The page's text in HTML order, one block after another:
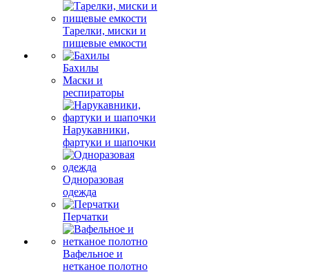
Тарелки, миски и
пищевые емкости
Бахилы
Маски и
респираторы
Нарукавники,
фартуки и шапочки
Одноразовая
одежда
Перчатки
Вафельное и
нетканое полотно